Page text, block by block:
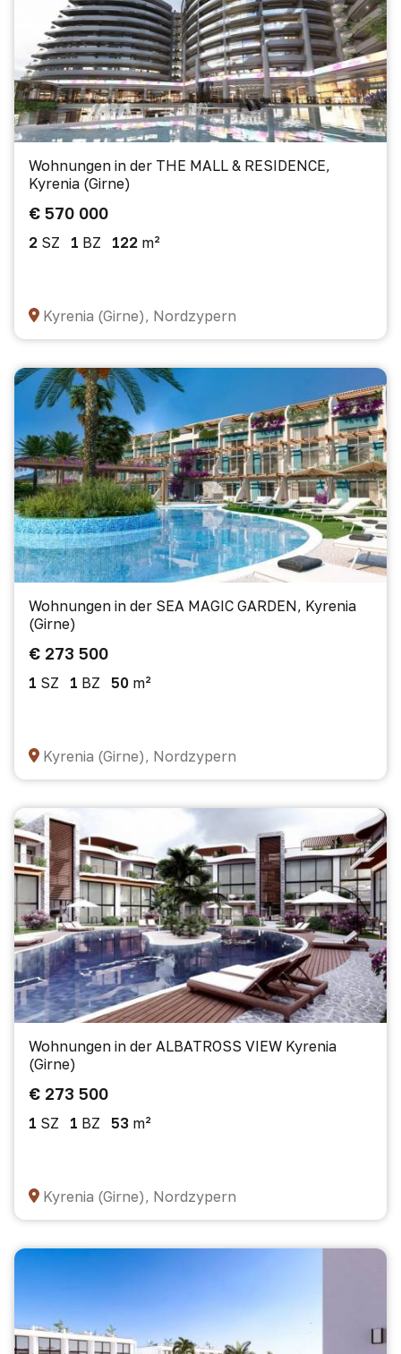
Wohnungen in der THE MALL & RESIDENCE,
Kyrenia (Girne)
€ 570 000
2 SZ 1 BZ 122 m²
Kyrenia (Girne), Nordzypern
Wohnungen in der SEA MAGIC GARDEN, Kyrenia
(Girne)
€ 273 500
1 SZ 1 BZ 50 m²
Kyrenia (Girne), Nordzypern
Wohnungen in der ALBATROSS VIEW Kyrenia
(Girne)
€ 273 500
1 SZ 1 BZ 53 m²
Kyrenia (Girne), Nordzypern